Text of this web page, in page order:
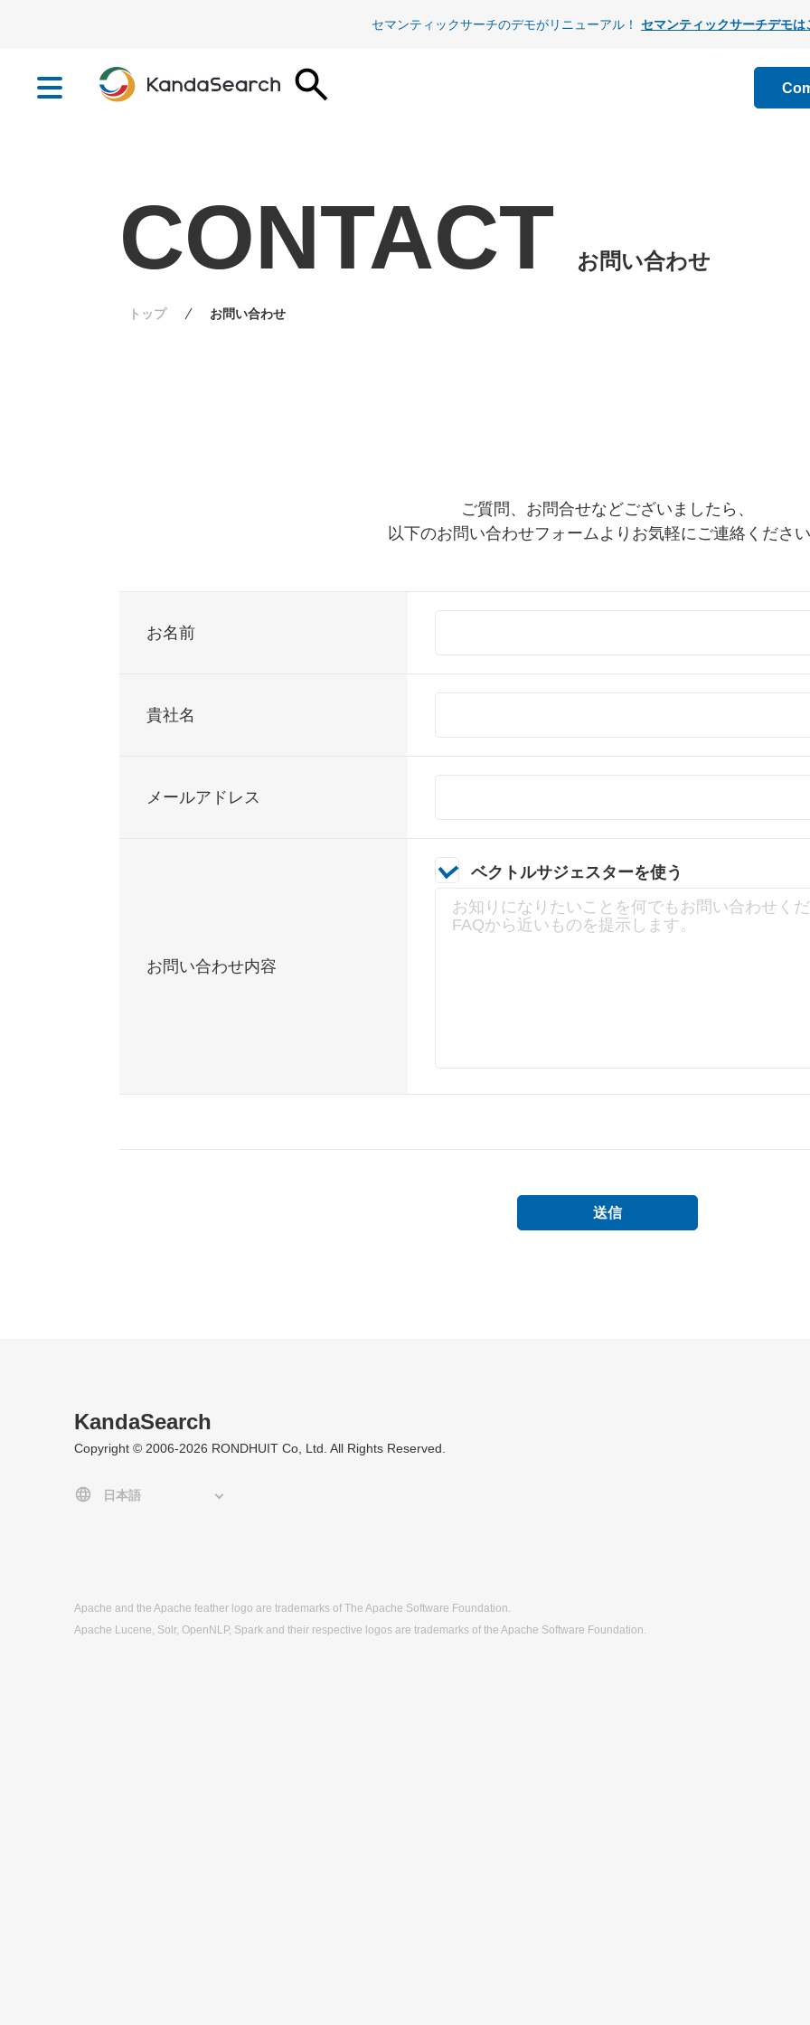
セマンティックサーチのデモがリニューアル！ セマンティックサーチデモは
CONTACT お問い合わせ
トップ お問い合わせ
ご質問、お問合せなどございましたら、
以下のお問い合わせフォームより お気軽にご連絡くださ
お名前
貴社名
メールアドレス
お問い合わせ内容
ベクトルサジェスターを使う
送信
KandaSearch
Copyright © 2006-2026 RONDHUIT Co, Ltd. All Rights Reserved.
Apache and the Apache feather logo are trademarks of The Apache Software Foundation.
Apache Lucene, Solr, OpenNLP, Spark and their respective logos are trademarks of the Apache Software Foundation.